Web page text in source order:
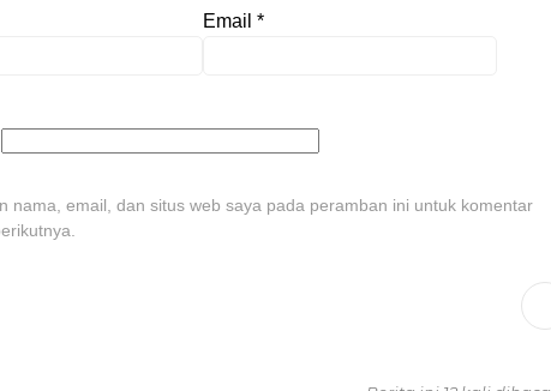
Email *
nama, email, dan situs web saya pada peramban ini untuk komentar